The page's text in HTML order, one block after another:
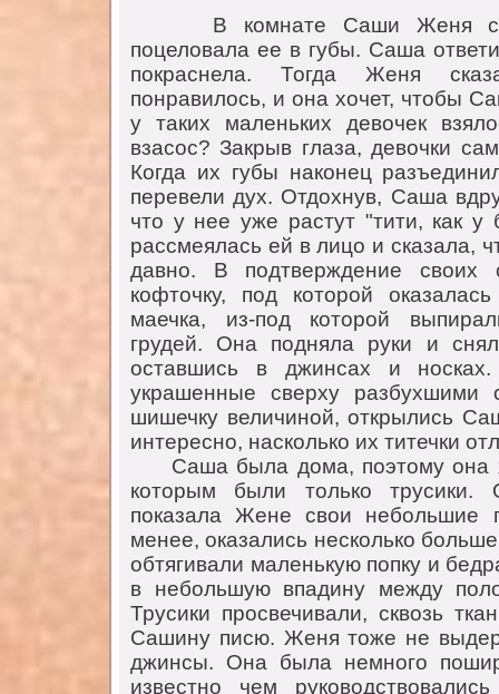
В комнате Саши Женя
поцеловала ее в губы. Саша
покраснела. Тогда Женя
понравилось, и она хочет, чтобы
у таких маленьких девочек
взасос? Закрыв глаза, девочки
Когда их губы наконец
перевели дух. Отдохнув, Саша
что у нее уже растут "тити, как
рассмеялась ей в лицо и сказала,
давно. В подтверждение своих
кофточку, под которой
маечка, из-под которой
грудей. Она подняла руки и
оставшись в джинсах и
украшенные сверху разбухшими
шишечку величиной, открылись
интересно, насколько их титечки
Саша была дома, поэтому она
которым были только
показала Жене свои небольшие
менее, оказались несколько
обтягивали маленькую попку и
в небольшую впадину между
Трусики просвечивали, сквозь
Сашину писю. Женя тоже не
джинсы. Она была немного
известно чем